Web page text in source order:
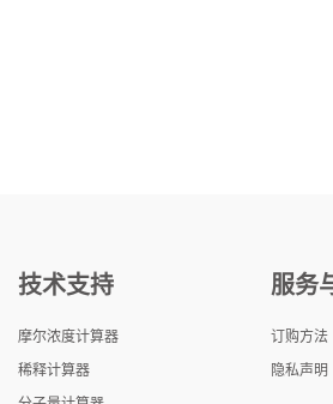
技术支持
摩尔浓度计算器
稀释计算器
服务
订购方法
隐私声明